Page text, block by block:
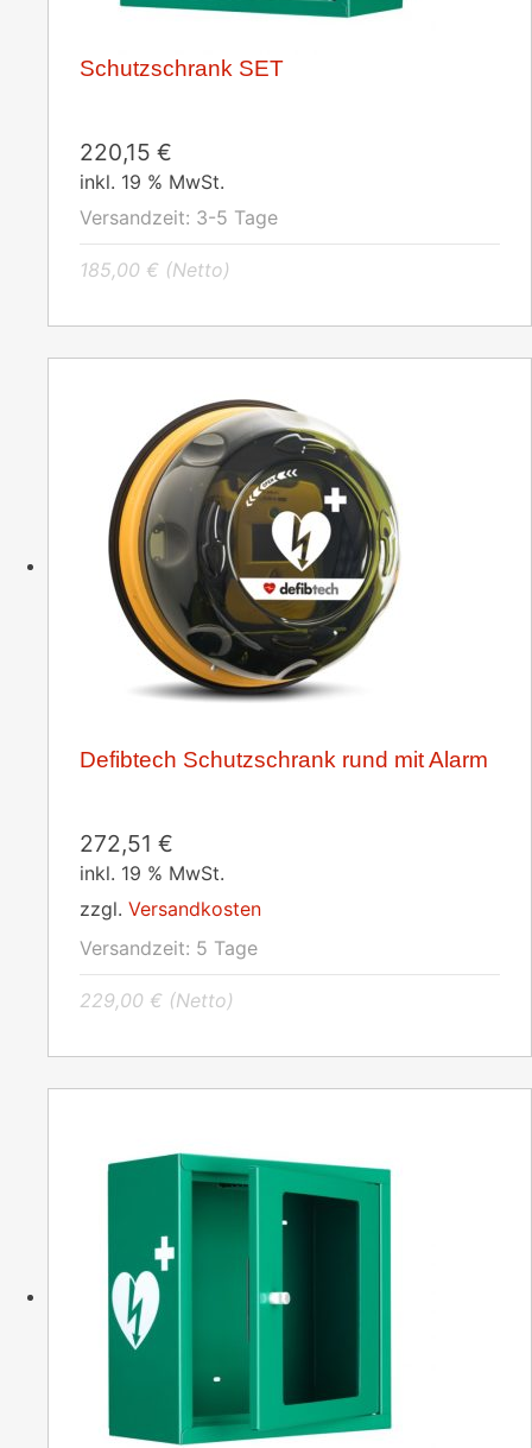
Schutzschrank SET
220,15 €
inkl. 19 % MwSt.
Versandzeit: 3-5 Tage
185,00 € (Netto)
Defibtech Schutzschrank rund mit Alarm
272,51 €
inkl. 19 % MwSt.
zzgl. Versandkosten
Versandzeit: 5 Tage
229,00 € (Netto)